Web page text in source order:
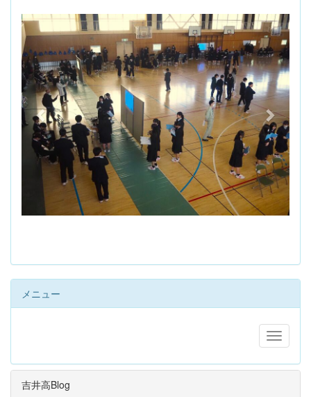
v
i
o
u
s
x
t
メニュー
吉井高Blog